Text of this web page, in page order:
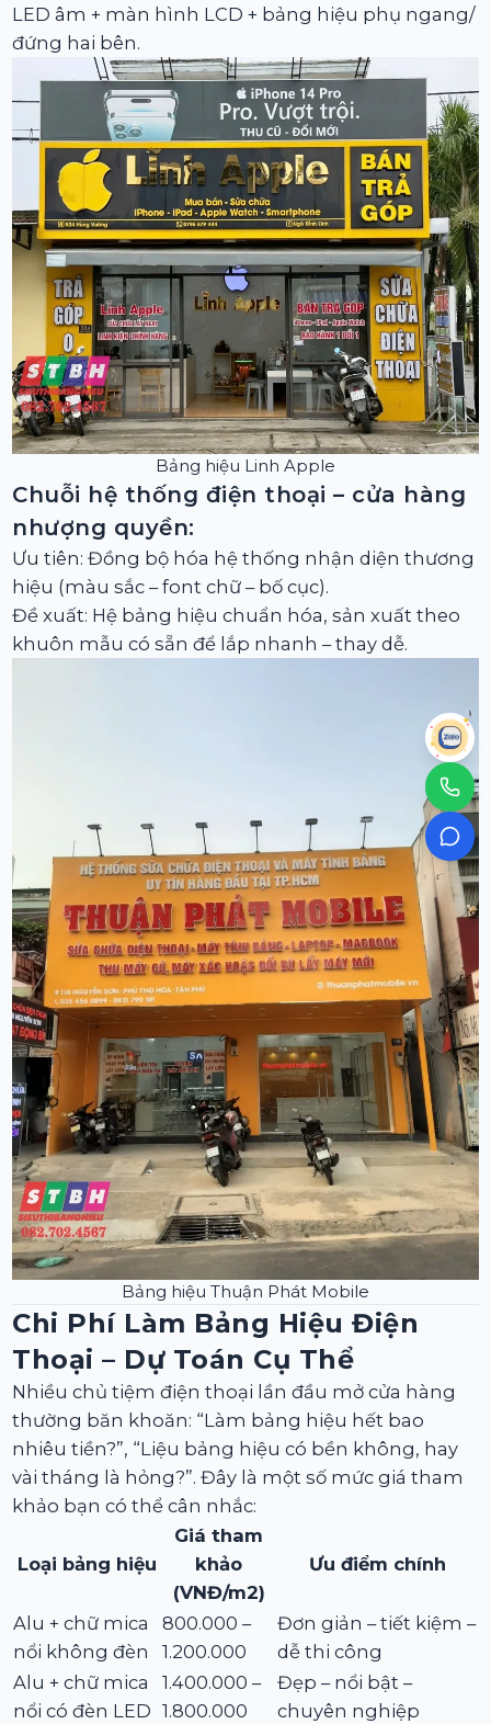
LED âm + màn hình LCD + bảng hiệu phụ ngang/
đứng hai bên.
Bảng hiệu Linh Apple
Chuỗi hệ thống điện thoại – cửa hàng
nhượng quyền:
Ưu tiên: Đồng bộ hóa hệ thống nhận diện thương
hiệu (màu sắc – font chữ – bố cục).
Đề xuất: Hệ bảng hiệu chuẩn hóa, sản xuất theo
khuôn mẫu có sẵn để lắp nhanh – thay dễ.
Bảng hiệu Thuận Phát Mobile
Chi Phí Làm Bảng Hiệu Điện
Thoại – Dự Toán Cụ Thể
Nhiều chủ tiệm điện thoại lần đầu mở cửa hàng
thường băn khoăn: “Làm bảng hiệu hết bao
nhiêu tiền?”, “Liệu bảng hiệu có bền không, hay
vài tháng là hỏng?”. Đây là một số mức giá tham
khảo bạn có thể cân nhắc:
Loại bảng hiệu
Giá tham
khảo
(VNĐ/m2)
Ưu điểm chính
Alu + chữ mica
nổi không đèn
800.000 –
1.200.000
Đơn giản – tiết kiệm –
dễ thi công
Alu + chữ mica
nổi có đèn LED
1.400.000 –
1.800.000
Đẹp – nổi bật –
chuyên nghiệp